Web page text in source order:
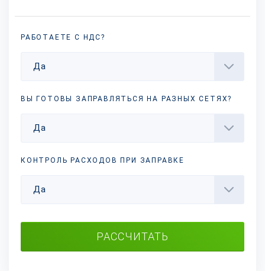
РАБОТАЕТЕ С НДС?
Да
ВЫ ГОТОВЫ ЗАПРАВЛЯТЬСЯ НА РАЗНЫХСЕТЯХ?
Да
КОНТРОЛЬ РАСХОДОВ ПРИ ЗАПРАВКЕ
Да
РАССЧИТАТЬ